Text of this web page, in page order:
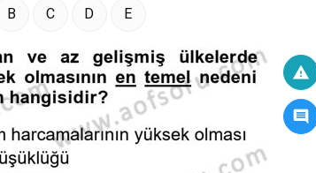
B C D E
warning
comment